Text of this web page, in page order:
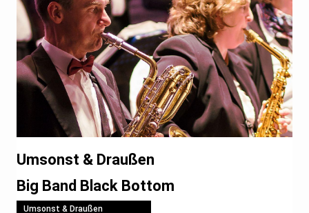
Umsonst & Draußen
Umsonst & Draußen
Big Band Black Bottom